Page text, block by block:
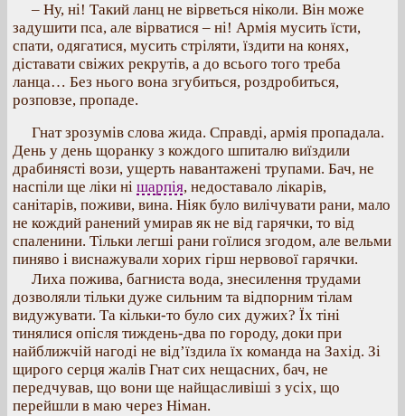
– Ну, ні! Такий ланц не вірветься ніколи. Він може
задушити пса, але вірватися – ні! Армія мусить їсти,
спати, одягатися, мусить стріляти, їздити на конях,
діставати свіжих рекрутів, а до всього того треба
ланца… Без нього вона згубиться, роздробиться,
розповзе, пропаде.
Гнат зрозумів слова жида. Справді, армія пропадала.
День у день щоранку з кождого шпиталю виїздили
драбинясті вози, ущерть навантажені трупами. Бач, не
наспіли ще ліки ні шарпія, недоставало лікарів,
санітарів, поживи, вина. Ніяк було вилічувати рани, мало
не кождий ранений умирав як не від гарячки, то від
спаленини. Тільки легші рани гоїлися згодом, але вельми
пиняво і виснажували хорих гірш нервової гарячки.
Лиха пожива, багниста вода, знесилення трудами
дозволяли тільки дуже сильним та відпорним тілам
видужувати. Та кільки-то було сих дужих? Їх тіні
тинялися опісля тиждень-два по городу, доки при
найближчій нагоді не від’їздила їх команда на Захід. Зі
щирого серця жалів Гнат сих нещасних, бач, не
передчував, що вони ще найщасливіші з усіх, що
перейшли в маю через Німан.